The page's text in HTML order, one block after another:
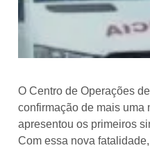
O Centro de Operações
confirmação de mais uma
apresentou os primeiros
Com essa nova